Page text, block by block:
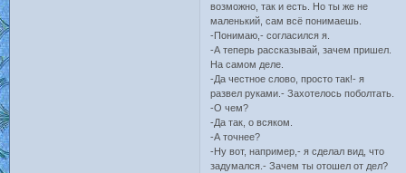
возможно, так и есть. Но ты же не
маленький, сам всё понимаешь.
-Понимаю,- согласился я.
-А теперь рассказывай, зачем пришел.
На самом деле.
-Да честное слово, просто так!- я
развел руками.- Захотелось поболтать.
-О чем?
-Да так, о всяком.
-А точнее?
-Ну вот, например,- я сделал вид, что
задумался.- Зачем ты отошел от дел?